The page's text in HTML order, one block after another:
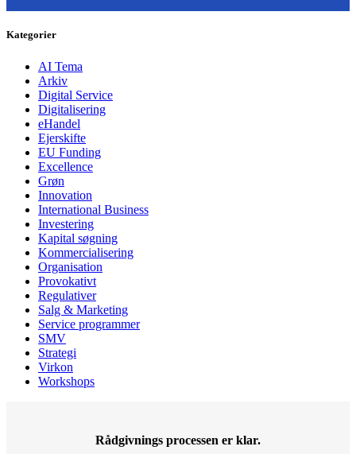
Kategorier
AI Tema
Arkiv
Digital Service
Digitalisering
eHandel
Ejerskifte
EU Funding
Excellence
Grøn
Innovation
International Business
Investering
Kapital søgning
Kommercialisering
Organisation
Provokativt
Regulativer
Salg & Marketing
Service programmer
SMV
Strategi
Virkon
Workshops
Rådgivnings processen er klar.